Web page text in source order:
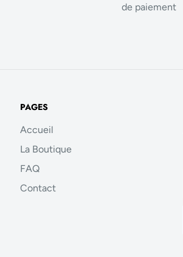
de paiement
PAGES
Accueil
La Boutique
FAQ
Contact